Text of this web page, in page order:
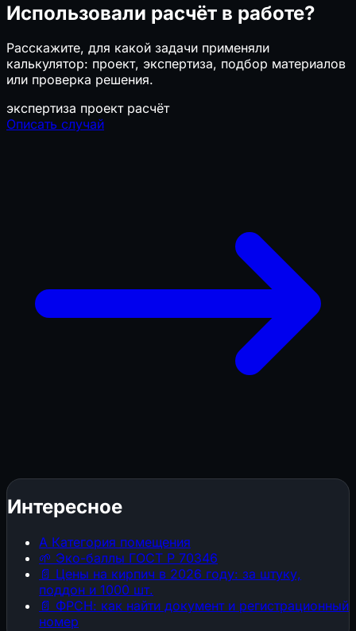
Использовали расчёт в работе?
Расскажите, для какой задачи применяли
калькулятор: проект, экспертиза, подбор материалов
или проверка решения.
экспертиза проект расчёт
Описать случай
Интересное
А Категория помещения
🌱 Эко-баллы ГОСТ Р 70346
📄 Цены на кирпич в 2026 году: за штуку,
поддон и 1000 шт.
📄 ФРСН: как найти документ и регистрационный
номер